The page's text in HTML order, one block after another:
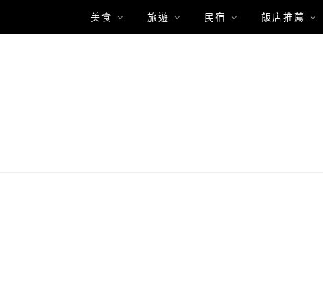
美食 旅遊 民宿 飯店推薦